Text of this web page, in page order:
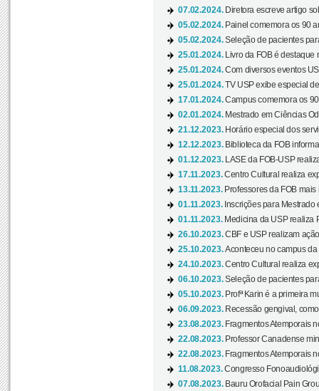
07.02.2024. Diretora escreve artigo
05.02.2024. Painel comemora os 90
05.02.2024.Seleção de pacientes
25.01.2024.
Livro da FOB é destaque
25.01.2024.Com diversos eventos
25.01.2024.TV USP exibe especial
17.01.2024.Campus comemora os
02.01.2024. Mestrado em Ciências
21.12.2023. Horário especial dos
12.12.2023. Biblioteca da FOB
01.12.2023.
LASE da FOB-USP
17.11.2023.Centro Cultural realiza
13.11.2023. Professores da FOB
01.11.2023. Inscrições para
01.11.2023. Medicina da USP realiza
26.10.2023.CBF e USP realizam
25.10.2023.Aconteceu no campus da
24.10.2023.Centro Cultural realiza
06.10.2023.Seleção de pacientes
05.10.2023. Profª Karin é a primeira
06.09.2023. Recessão gengival,
23.08.2023. Fragmentos Atemporais
22.08.2023. Professor Canadense
22.08.2023. Fragmentos Atemporais
11.08.2023.Congresso
07.08.2023. Bauru Orofacial Pain